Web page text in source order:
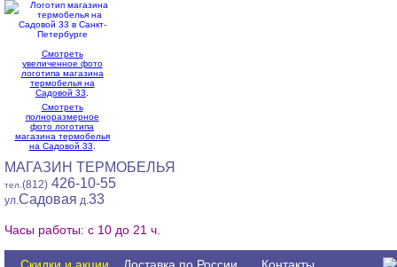
Смотреть
увеличенное фото
логотипа магазина
термобелья на
Садовой 33
Смотреть
полноразмерное
фото логотипа
магазина термобелья
на Садовой 33
МАГАЗИН ТЕРМОБЕЛЬЯ
тел. (812) 426-10-55
ул.Садовая д.33
Часы работы: с 10 до 21 ч.
Скидки и акции Доставка по России Контакты